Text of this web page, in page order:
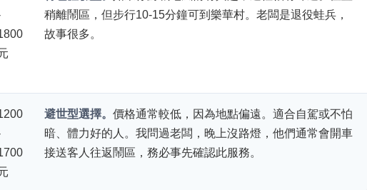
稍離鬧區，但步行10-15分鐘可到樂華村。老闆是退役蛙兵，
故事很多。
避世型選擇。 價格通常較低，因為地點偏遠。適合自駕或不怕
暗、體力好的人。我問過老闆，晚上沒路燈，他們通常會開車
接送客人往返鬧區，務必事先確認此服務。